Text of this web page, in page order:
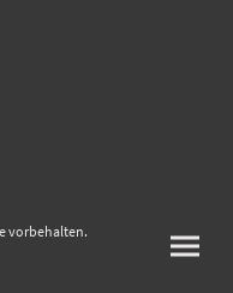
vorbehalten.